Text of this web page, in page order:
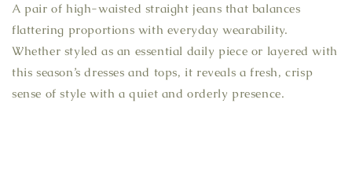
A pair of high-waisted straight jeans that balances
flattering proportions with everyday wearability.
Whether styled as an essential daily piece or layered with
this season’s dresses and tops, it reveals a fresh, crisp
sense of style with a quiet and orderly presence.